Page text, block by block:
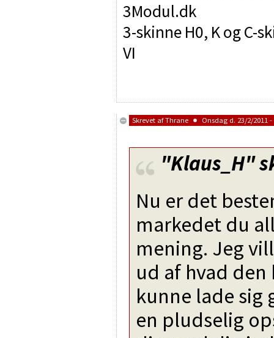
3Modul.dk
3-skinne H0, K og C-
VI
Skrevet afThrane Onsdag d. 23/2/2011 -
"Klaus_H"
Nu er det
markedet du
mening. Jeg
ud af hvad
kunne lade sig
en pludselig